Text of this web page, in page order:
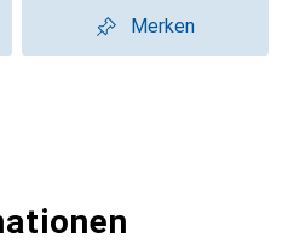
Merken